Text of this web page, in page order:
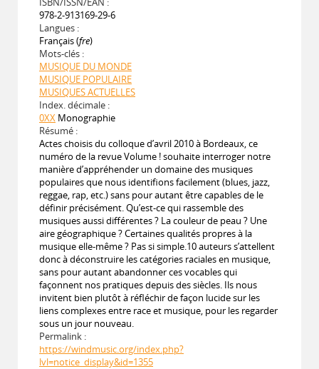
978-2-913169-29-6
Langues :
Français (fre)
Mots-clés :
MUSIQUE DU MONDE
MUSIQUE POPULAIRE
MUSIQUES ACTUELLES
Index. décimale :
0XX Monographie
Résumé :
Actes choisis du colloque d’avril 2010 à Bordeaux, ce
numéro de la revue Volume ! souhaite interroger notre
manière d’appréhender un domaine des musiques
populaires que nous identifions facilement (blues, jazz,
reggae, rap, etc.) sans pour autant être capables de le
définir précisément. Qu’est-ce qui rassemble des
musiques aussi différentes ? La couleur de peau ? Une
aire géographique ? Certaines qualités propres à la
musique elle-même ? Pas si simple.10 auteurs s’attellent
donc à déconstruire les catégories raciales en musique,
sans pour autant abandonner ces vocables qui
façonnent nos pratiques depuis des siècles. Ils nous
invitent bien plutôt à réfléchir de façon lucide sur les
liens complexes entre race et musique, pour les regarder
sous un jour nouveau.
Permalink :
https://windmusic.org/index.php?
lvl=notice_display&id=1355